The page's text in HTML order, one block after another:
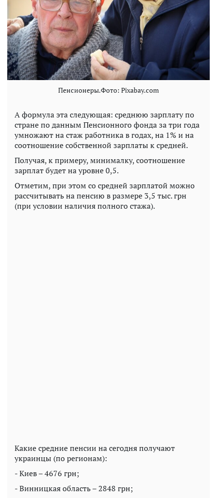
Пенсионеры.Фото: Pixabay.com
А формула эта следующая: среднюю зарплату по
стране по данным Пенсионного фонда за три года
умножают на стаж работника в годах, на 1% и на
соотношение собственной зарплаты к средней.
Получая, к примеру, минималку, соотношение
зарплат будет на уровне 0,5.
Отметим, при этом со средней зарплатой можно
рассчитывать на пенсию в размере 3,5 тыс. грн
(при условии наличия полного стажа).
Какие средние пенсии на сегодня получают
украинцы (по регионам):
- Киев – 4676 грн;
- Винницкая область – 2848 грн;